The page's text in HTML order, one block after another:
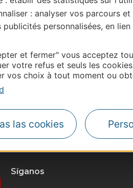
: analyser vos parcours
publicités personnalisées, en
et fermer" vous acceptez
votre refus et seuls les
vos choix à tout moment ou
las cookies
Síganos